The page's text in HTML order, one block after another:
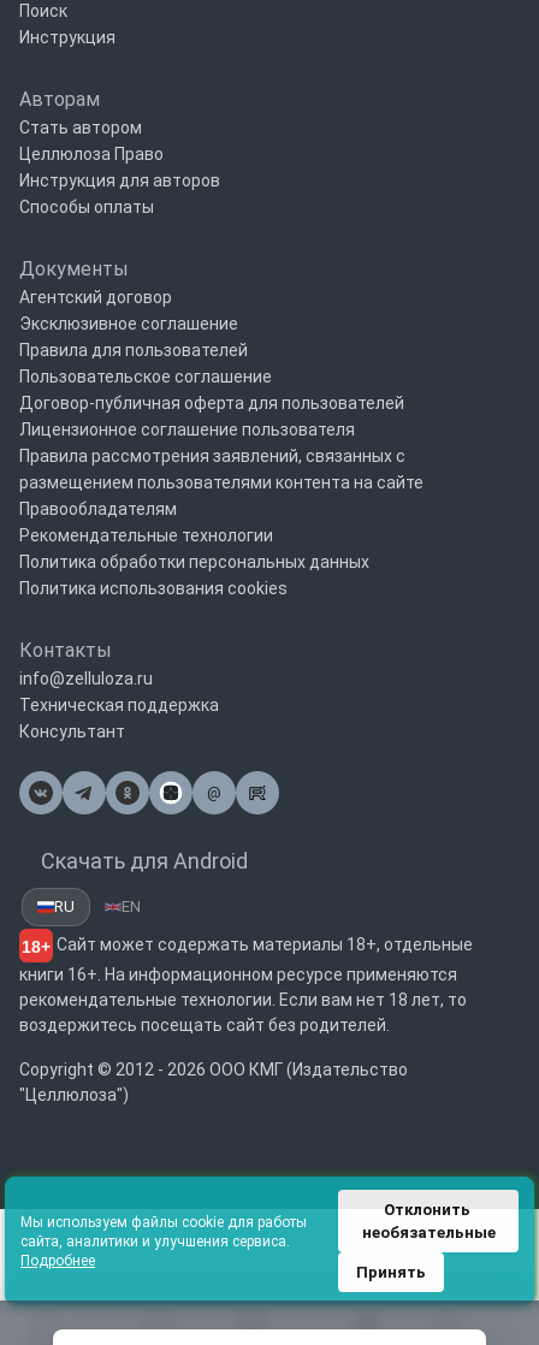
Поиск
Инструкция
Авторам
Стать автором
Целлюлоза Право
Инструкция для авторов
Способы оплаты
Документы
Агентский договор
Эксклюзивное соглашение
Правила для пользователей
Пользовательское соглашение
Договор-публичная оферта для пользователей
Лицензионное соглашение пользователя
Правила рассмотрения заявлений, связанных с
размещением пользователями контента на сайте
Правообладателям
Рекомендательные технологии
Политика обработки персональных данных
Политика использования cookies
Контакты
info@zelluloza.ru
Техническая поддержка
Консультант
@
Почта
Скачать для Android
RU EN
18+ Сайт может содержать материалы 18+, отдельные
книги 16+. На информационном ресурсе применяются
рекомендательные технологии. Если вам нет 18 лет, то
воздержитесь посещать сайт без родителей.
Copyright © 2012 - 2026 ООО КМГ (Издательство
"Целлюлоза")
Мы используем файлы cookie для работы
сайта, аналитики и улучшения сервиса.
Подробнее
Отклонить
необязательные
Принять